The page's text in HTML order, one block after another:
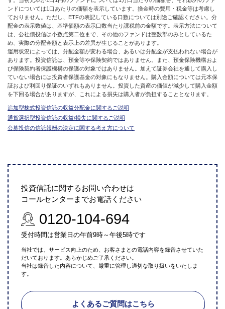
ンドについては1口あたりの価額を表示しています。換金時の費用・税金等は考慮し
ておりません。ただし、ETFの表記している口数については別途ご確認ください。分
配金の表示数値は、基準価額の表示口数当たり課税前の金額です。表示方法について
は、公社債投信は小数点第二位まで、その他のファンドは整数部のみとしているた
め、実際の分配金額と表示上の差異が生じることがあります。
運用状況によっては、分配金額が変わる場合、あるいは分配金が支払われない場合が
あります。投資信託は、預金等や保険契約ではありません。また、預金保険機構およ
び保険契約者保護機構の保護の対象ではありません。加えて証券会社を通して購入し
ていない場合には投資者保護基金の対象にもなりません。購入金額については元本保
証および利回り保証のいずれもありません。投資した資産の価値が減少して購入金額
を下回る場合がありますが、これによる損失は購入者が負担することとなります。
追加型株式投資信託の収益分配金に関するご説明
通貨選択型投資信託の収益/損失に関するご説明
公募投信の信託報酬の決定に関する考え方について
投資信託に関するお問い合わせは
コールセンターまでお電話ください
0120-104-694
受付時間は営業日の午前9時～午後5時です
当社では、サービス向上のため、お客さまとの電話内容を録音させていた
だいております。あらかじめご了承ください。
当社は録音した内容について、厳重に管理し適切な取り扱いをいたしま
す。
よくあるご質問はこちら